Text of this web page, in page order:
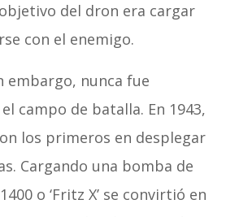
del dron era cargar
con el enemigo.
embargo, nunca fue
campo de batalla. En 1943,
los primeros en desplegar
Cargando una bomba de
o ‘Fritz X’ se convirtió en